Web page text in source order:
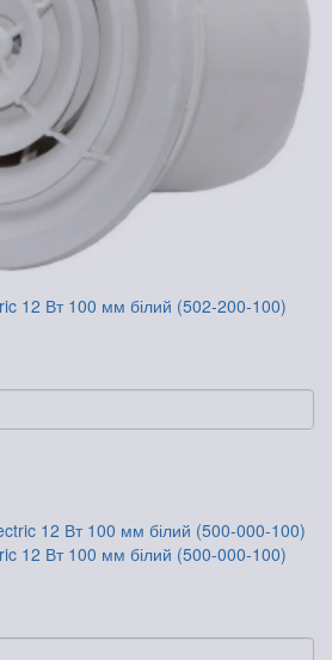
12 Вт 100 мм білий (502-200-100)
12 Вт 100 мм білий (500-000-100)